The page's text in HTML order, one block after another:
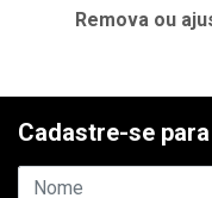
Remova ou
Cadastre-se